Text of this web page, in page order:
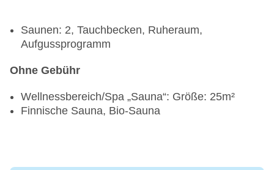
Saunen: 2, Tauchbecken, Ruheraum,
Aufgussprogramm
Ohne Gebühr
Wellnessbereich/Spa „Sauna“: Größe: 25m²
Finnische Sauna, Bio-Sauna